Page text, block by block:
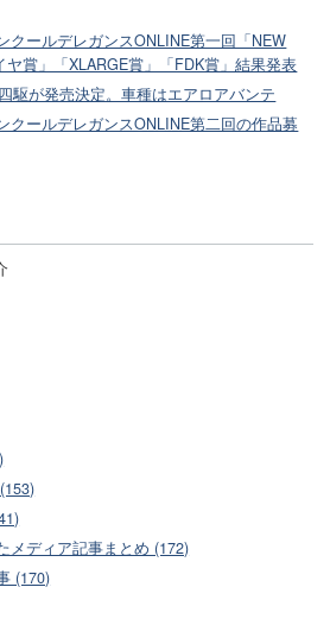
クールデレガンスONLINE第一回「NEW
ヤ賞」「XLARGE賞」「FDK賞」結果発表
駆が発売決定。車種はエアロアバンテ
クールデレガンスONLINE第二回の作品募
メディア記事まとめ (172)
(170)